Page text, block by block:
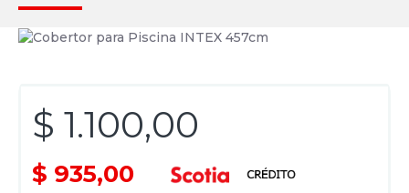
$ 1.100,00
$ 935,00